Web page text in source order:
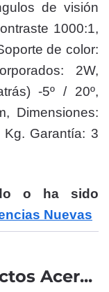
de visión
1000:1,
de color:
2W,
-5º / 20º,
Dimensiones:
Garantía: 3
o ha sido
Nuevas
Acer...